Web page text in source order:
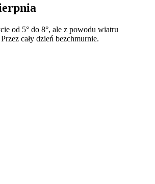
od 5° do 8°, ale z powodu wiatru
cały dzień bezchmurnie.